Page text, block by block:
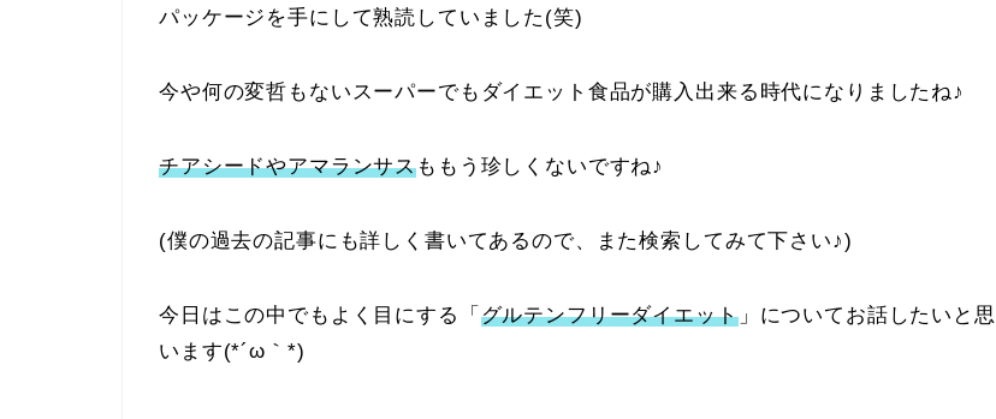
パッケージを手にして熟読していました(笑)
今や何の変哲もないスーパーでもダイエット食品が購入出来る時代になりましたね♪
チアシードやアマランサスももう珍しくないですね♪
(僕の過去の記事にも詳しく書いてあるので、また検索してみて下さい♪)
今日はこの中でもよく目にする「 グルテンフリーダイエット」についてお話したいと思
います(*´ω｀*)